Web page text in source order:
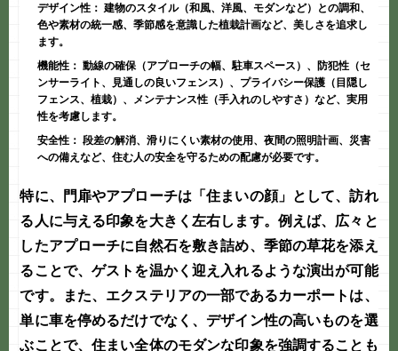
デザイン性： 建物のスタイル（和風、洋風、モダンなど）との調和、
色や素材の統一感、季節感を意識した植栽計画など、美しさを追求し
ます。
機能性： 動線の確保（アプローチの幅、駐車スペース）、防犯性（セ
ンサーライト、見通しの良いフェンス）、プライバシー保護（目隠し
フェンス、植栽）、メンテナンス性（手入れのしやすさ）など、実用
性を考慮します。
安全性： 段差の解消、滑りにくい素材の使用、夜間の照明計画、災害
への備えなど、住む人の安全を守るための配慮が必要です。
特に、門扉やアプローチは「住まいの顔」として、訪れ
る人に与える印象を大きく左右します。例えば、広々と
したアプローチに自然石を敷き詰め、季節の草花を添え
ることで、ゲストを温かく迎え入れるような演出が可能
です。また、 エクステリアの一部であるカーポートは、
単に車を停めるだけでなく、デザイン性の高いものを選
ぶことで、住まい全体のモダンな印象を強調することも